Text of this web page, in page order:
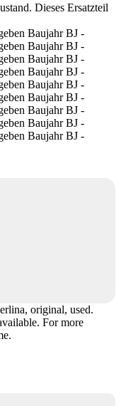
Dieses Ersatzteil
original, used.
For more